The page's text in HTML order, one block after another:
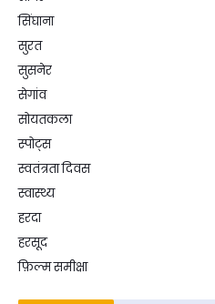
सिंघाना
सुरत
सुसनेर
सेगांव
सोयतकला
स्पोट्स
स्वतंत्रता दिवस
स्वास्थ्य
हरदा
हरसूद
फ़िल्म समीक्षा